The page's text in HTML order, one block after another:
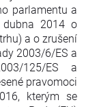
parlamentu a
2014 o
a o zrušení
2003/6/ES a
125/ES a
pravomoci
kterým se